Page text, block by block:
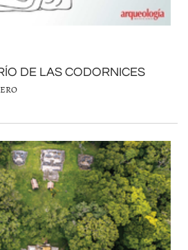
DE LAS CODORNICES